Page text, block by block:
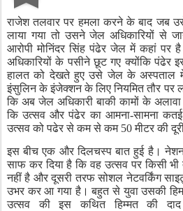
राजेश तलवार पर हमला करने के बाद जब
लाया गया तो उसने जेल अधिकारियों से
आरोपी मोनिंदर सिंह पंढेर जेल में कहां पर
अधिकारियों के पसीने छूट गए क्योंकि पंढेर
हालत को देखते हुए उसे जेल के अस्पताल
इंसुलिन के इंजेक्शन के लिए नियमित तौर पर
कि अब जेल अधिकारी बाकी कामों के अलावा
कि उत्सव और पंढेर का आमना-सामना कतई
उत्सव को पढेर से कम से कम50मीटर की
इस बीच एक और दिलचस्प बात हुई है।
साफ कर दिया है कि वह उत्सव पर किसी भी
नहीं है और दूसरी तरफ सोशल नेटवर्किंग
उभर कर आ गया है। बहुत से युवा उसकी
उत्सव
की इस कथित हिम्मत की दाद